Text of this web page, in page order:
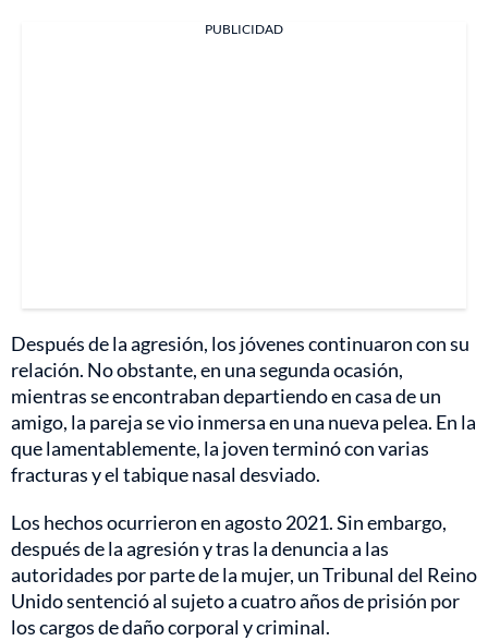
PUBLICIDAD
Después de la agresión, los jóvenes continuaron con su
relación. No obstante, en una segunda ocasión,
mientras se encontraban departiendo en casa de un
amigo, la pareja se vio inmersa en una nueva pelea. En la
que lamentablemente, la joven terminó con varias
fracturas y el tabique nasal desviado.
Los hechos ocurrieron en agosto 2021. Sin embargo,
después de la agresión y tras la denuncia a las
autoridades por parte de la mujer, un Tribunal del Reino
Unido sentenció al sujeto a cuatro años de prisión por
los cargos de daño corporal y criminal.